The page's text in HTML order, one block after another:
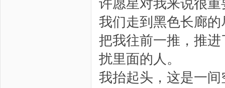
许愿星对我来说很
我们走到黑色长廊
把我往前一推，推
扰里面的人。
我抬起头，这是一